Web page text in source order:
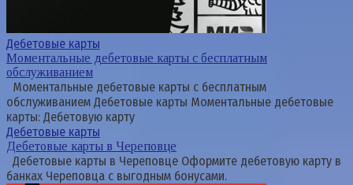
Дебетовые карты
Моментальные дебетовые карты с бесплатным
обслуживанием
Моментальные дебетовые карты с бесплатным
обслуживанием Дебетовые карты Моментальные дебетовые
карты: Дебетовую карту
Дебетовые карты
Дебетовые карты в Череповце
Дебетовые карты в Череповце Оформите дебетовую карту в
банках Череповца с выгодным бонусами.